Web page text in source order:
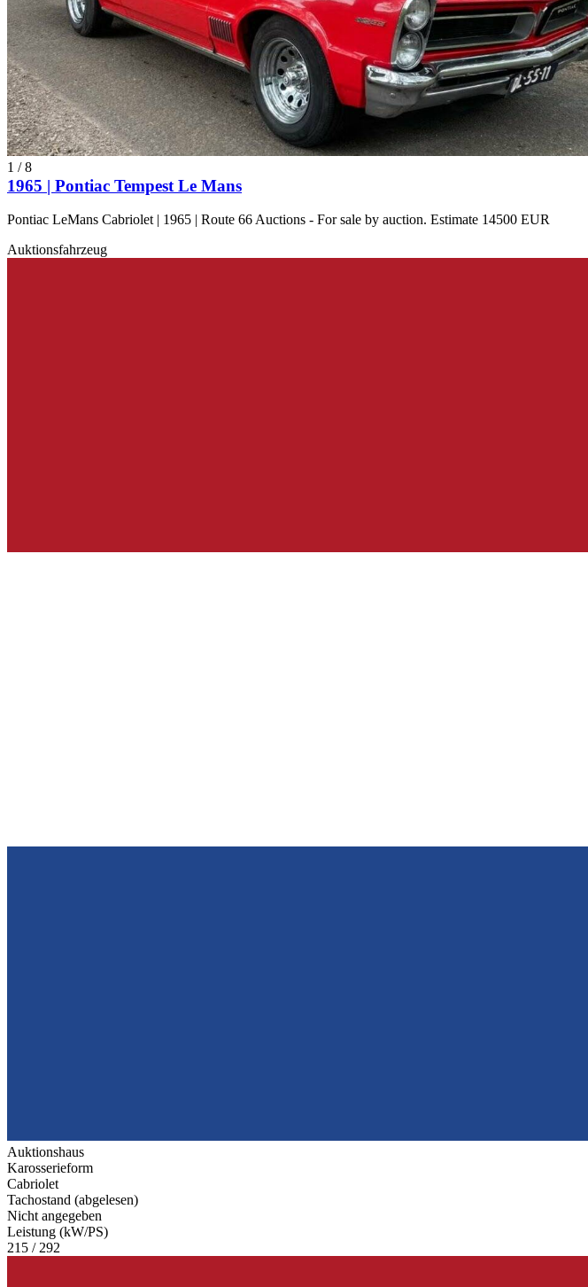
1 /8
1965 | Pontiac Tempest Le Mans
Pontiac LeMans Cabriolet | 1965 | Route 66 Auctions - For sale by auction. Estimate 14500 EUR
Auktionsfahrzeug
Auktionshaus
Karosserieform
Cabriolet
Tachostand (abgelesen)
Nicht angegeben
Leistung (kW/PS)
215 / 292